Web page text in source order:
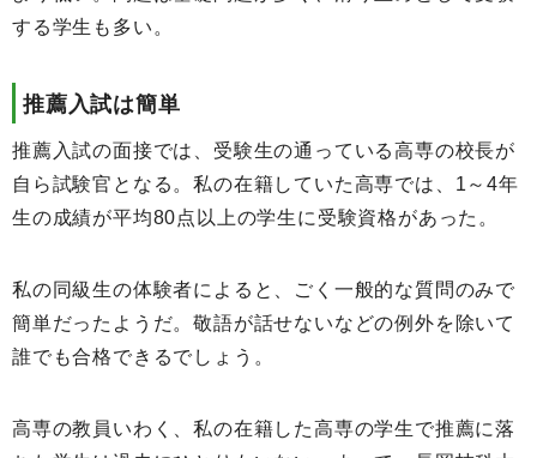
する学生も多い。
推薦入試は簡単
推薦入試の面接では、受験生の通っている高専の校長が
自ら試験官となる。私の在籍していた高専では、1～4年
生の成績が平均80点以上の学生に受験資格があった。
私の同級生の体験者によると、ごく一般的な質問のみで
簡単だったようだ。敬語が話せないなどの例外を除いて
誰でも合格できるでしょう。
高専の教員いわく、私の在籍した高専の学生で推薦に落